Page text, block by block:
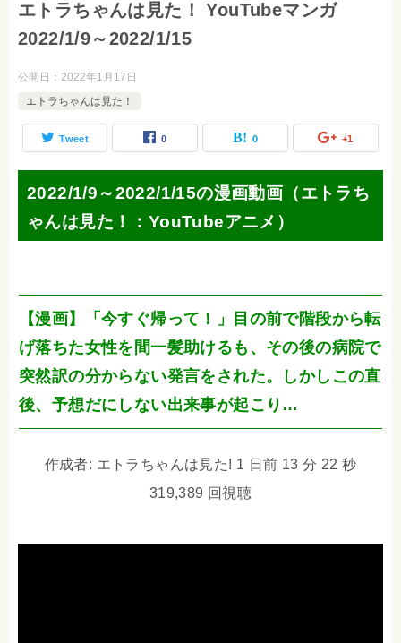
エトラちゃんは見た！ YouTubeマンガ
2022/1/9～2022/1/15
公開日： 2022年1月17日
エトラちゃんは見た！
Tweet 0 0 +1
2022/1/9～2022/1/15の漫画動画（エトラち
ゃんは見た！：YouTubeアニメ）
【漫画】「今すぐ帰って！」目の前で階段から転
げ落ちた女性を間一髪助けるも、その後の病院で
突然訳の分からない発言をされた。しかしこの直
後、予想だにしない出来事が起こり…
作成者: エトラちゃんは見た! 1 日前 13 分 22 秒
319,389 回視聴